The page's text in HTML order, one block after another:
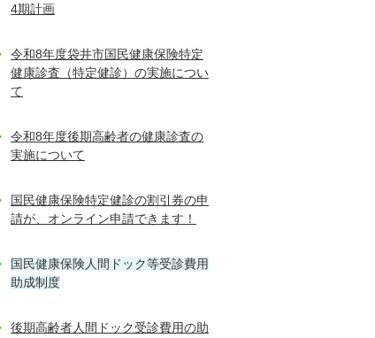
4期計画
令和8年度袋井市国民健康保険特定
健康診査（特定健診）の実施につい
て
令和8年度後期高齢者の健康診査の
実施について
国民健康保険特定健診の割引券の申
請が、オンライン申請できます！
国民健康保険人間ドック等受診費用
助成制度
後期高齢者人間ドック受診費用の助